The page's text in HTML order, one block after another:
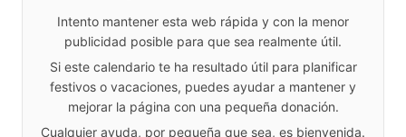
Intento mantener esta web rápida y con la menor
publicidad posible para que sea realmente útil.
Si este calendario te ha resultado útil para planificar
festivos o vacaciones, puedes ayudar a mantener y
mejorar la página con una pequeña donación.
Cualquier ayuda, por pequeña que sea, es bienvenida.